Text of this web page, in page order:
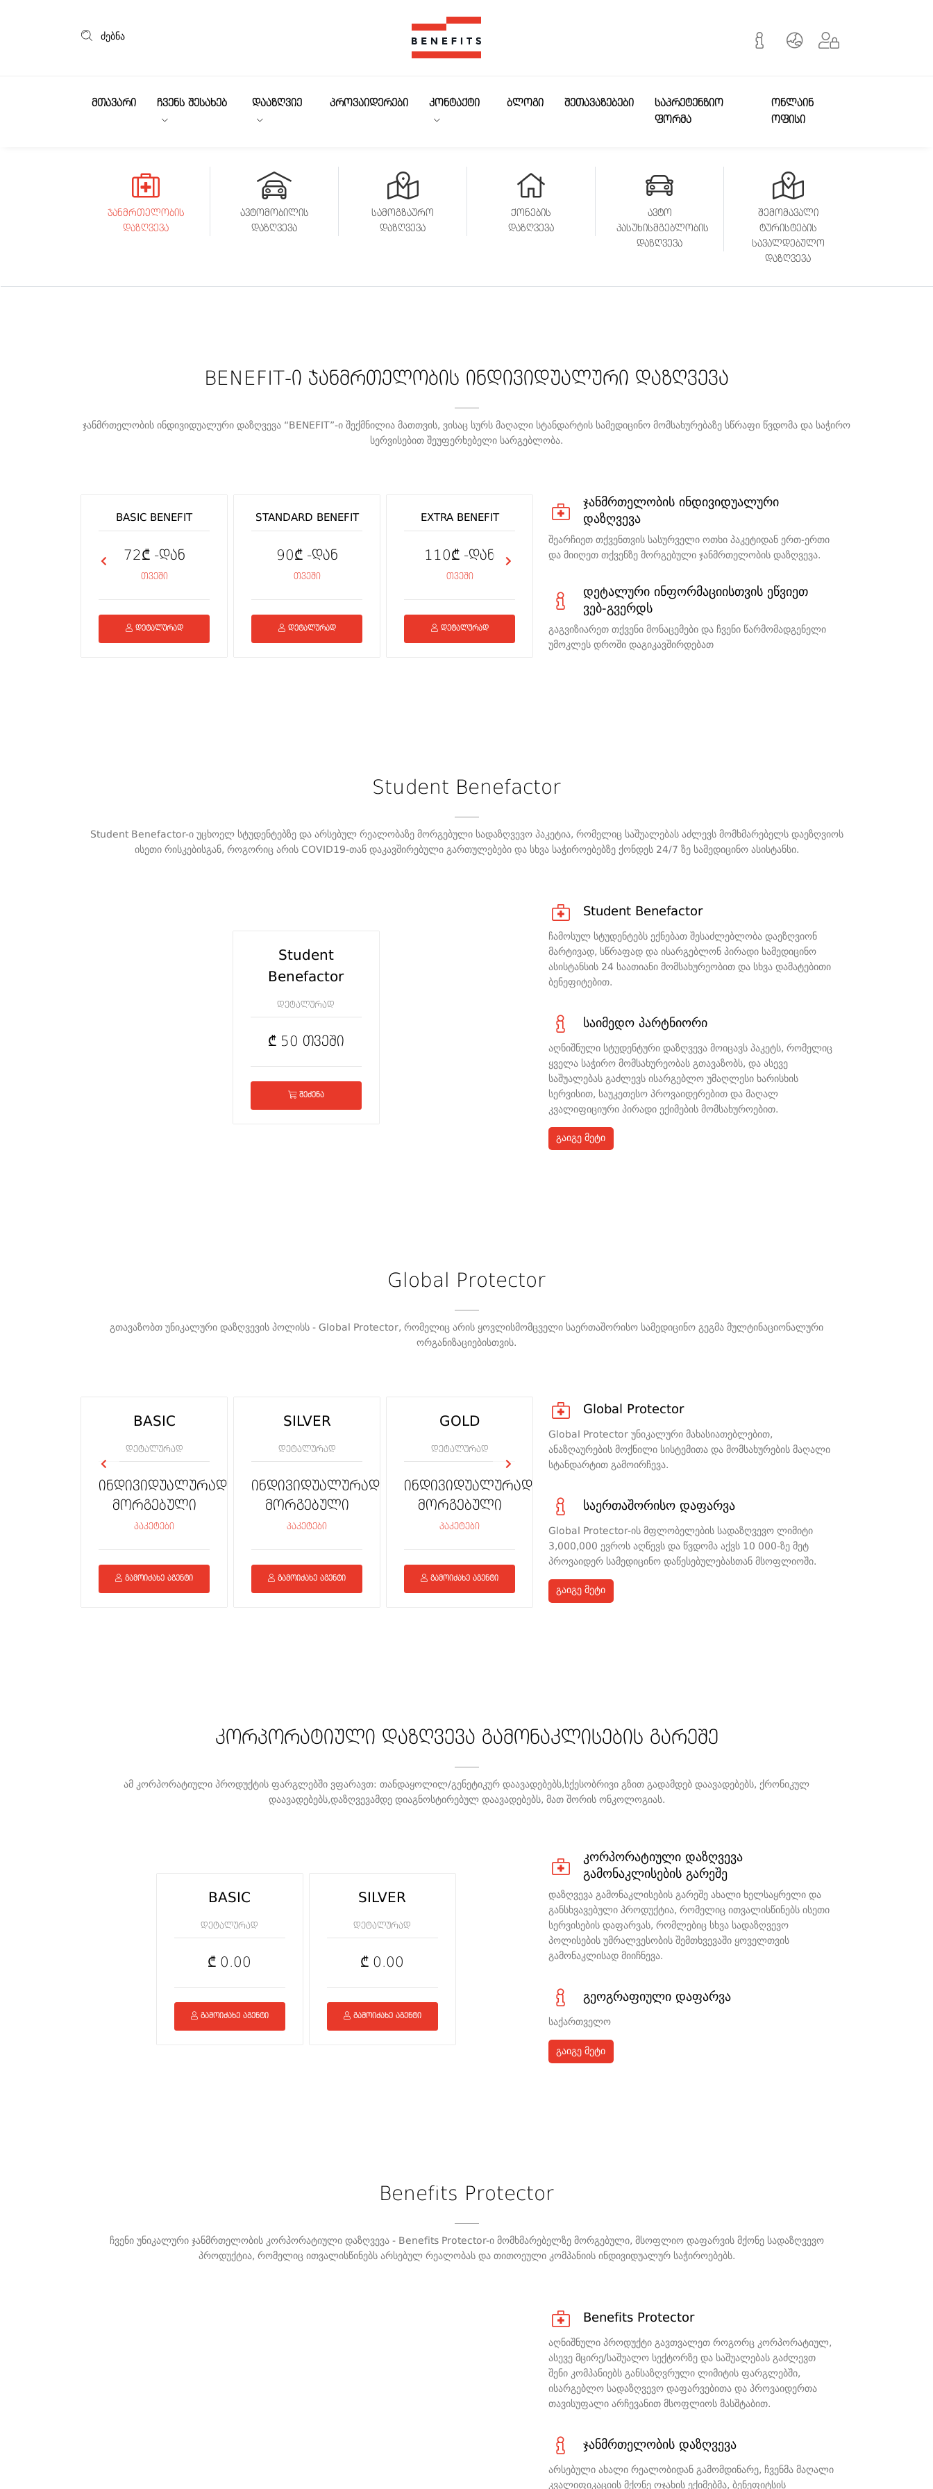
ძებნა
ᲛᲗᲐᲕᲐᲠᲘ ᲩᲕᲔᲜᲡ ᲨᲔᲡᲐᲮᲔᲑ ᲓᲐᲐᲖᲦᲕᲘᲔ ᲞᲠᲝᲕᲐᲘᲓᲔᲠᲔᲑᲘ ᲙᲝᲜᲢᲐᲥᲢᲘ ᲑᲚᲝᲒᲘ ᲨᲔᲗᲐᲕᲐᲖᲔᲑᲔᲑᲘ
ᲡᲐᲞᲠᲔᲢᲔᲜᲖᲘᲝ
ᲤᲝᲠᲛᲐ
ᲝᲜᲚᲐᲘᲜ
ᲝᲤᲘᲡᲘ
ჯანმრთელობის
დაზღვევა
ავტომობილის
დაზღვევა
სამოგზაურო
დაზღვევა
ქონების
დაზღვევა
ავტო
პასუხისმგებლობის
დაზღვევა
შემომავალი
ტურისტების
სავალდებულო
დაზღვევა
BENEFIT-ი ჯანმრთელობის ინდივიდუალური დაზღვევა
ჯანმრთელობის ინდივიდუალური დაზღვევა “BENEFIT”-ი შექმნილია მათთვის, ვისაც სურს მაღალი სტანდარტის სამედიცინო მომსახურებაზე სწრაფი წვდომა და საჭირო
სერვისებით შეუფერხებელი სარგებლობა.
BASIC BENEFIT
72₾ -დან
თვეში
დეტალურად
STANDARD BENEFIT
90₾ -დან
თვეში
დეტალურად
EXTRA BENEFIT
110₾ -დან
თვეში
დეტალურად
PREMIUM BENEFIT
145₾ -დან
დეტალურად
ჯანმრთელობის ინდივიდუალური
დაზღვევა
შეარჩიეთ თქვენთვის სასურველი ოთხი პაკეტიდან ერთ-ერთი
და მიიღეთ თქვენზე მორგებული ჯანმრთელობის დაზღვევა.
დეტალური ინფორმაციისთვის ეწვიეთ
ვებ-გვერდს
გაგვიზიარეთ თქვენი მონაცემები და ჩვენი წარმომადგენელი
უმოკლეს დროში დაგიკავშირდებათ
Student Benefactor
Student Benefactor-ი უცხოელ სტუდენტებზე და არსებულ რეალობაზე მორგებული სადაზღვევო პაკეტია, რომელიც საშუალებას აძლევს მომხმარებელს დაეზღვიოს
ისეთი რისკებისგან, როგორიც არის COVID19-თან დაკავშირებული გართულებები და სხვა საჭიროებებზე ქონდეს 24/7 ზე სამედიცინო ასისტანსი.
Student
Benefactor
დეტალურად
₾ 50 თვეში
შეძენა
Student Benefactor
ჩამოსულ სტუდენტებს ექნებათ შესაძლებლობა დაეზღვიონ
მარტივად, სწრაფად და ისარგებლონ პირადი სამედიცინო
ასისტანსის 24 საათიანი მომსახურეობით და სხვა დამატებითი
ბენეფიტებით.
საიმედო პარტნიორი
აღნიშნული სტუდენტური დაზღვევა მოიცავს პაკეტს, რომელიც
ყველა საჭირო მომსახურეობას გთავაზობს, და ასევე
საშუალებას გაძლევს ისარგებლო უმაღლესი ხარისხის
სერვისით, საუკეთესო პროვაიდერებით და მაღალ
კვალიფიციური პირადი ექიმების მომსახუროებით.
გაიგე მეტი
Global Protector
გთავაზობთ უნიკალური დაზღვევის პოლისს - Global Protector, რომელიც არის ყოვლისმომცველი საერთაშორისო სამედიცინო გეგმა მულტინაციონალური
ორგანიზაციებისთვის.
BASIC
დეტალურად
ინდივიდუალურად
მორგებული
პაკეტები
გამოიძახე აგენტი
SILVER
დეტალურად
ინდივიდუალურად
მორგებული
პაკეტები
გამოიძახე აგენტი
GOLD
დეტალურად
ინდივიდუალურად
მორგებული
პაკეტები
გამოიძახე აგენტი
დეტალურად
მორგებული
პაკეტები
გამოიძახე აგენტი
Global Protector
Global Protector უნიკალური მახასიათებლებით,
ანაზღაურების მოქნილი სისტემითა და მომსახურების მაღალი
სტანდარტით გამოირჩევა.
საერთაშორისო დაფარვა
Global Protector-ის მფლობელების სადაზღვევო ლიმიტი
3,000,000 ევროს აღწევს და წვდომა აქვს 10 000-ზე მეტ
პროვაიდერ სამედიცინო დაწესებულებასთან მსოფლიოში.
გაიგე მეტი
კორპორატიული დაზღვევა გამონაკლისების გარეშე
ამ კორპორატიული პროდუქტის ფარგლებში ვფარავთ: თანდაყოლილ/გენეტიკურ დაავადებებს,სქესობრივი გზით გადამდებ დაავადებებს, ქრონიკულ
დაავადებებს,დაზღვევამდე დიაგნოსტირებულ დაავადებებს, მათ შორის ონკოლოგიას.
BASIC
დეტალურად
₾ 0.00
გამოიძახე აგენტი
SILVER
დეტალურად
₾ 0.00
გამოიძახე აგენტი
კორპორატიული დაზღვევა
გამონაკლისების გარეშე
დაზღვევა გამონაკლისების გარეშე ახალი ხელსაყრელი და
განსხვავებული პროდუქტია, რომელიც ითვალისწინებს ისეთი
სერვისების დაფარვას, რომლებიც სხვა სადაზღვევო
პოლისების უმრალვესობის შემთხვევაში ყოველთვის
გამონაკლისად მიიჩნევა.
გეოგრაფიული დაფარვა
საქართველო
გაიგე მეტი
Benefits Protector
ჩვენი უნიკალური ჯანმრთელობის კორპორატიული დაზღვევა - Benefits Protector-ი მომხმარებელზე მორგებული, მსოფლიო დაფარვის მქონე სადაზღვევო
პროდუქტია, რომელიც ითვალისწინებს არსებულ რეალობას და თითოეული კომპანიის ინდივიდუალურ საჭიროებებს.
Benefits Protector
აღნიშნული პროდუქტი გავთვალეთ როგორც კორპორატიულ,
ასევე მცირე/საშუალო სექტორზე და საშუალებას გაძლევთ
შენი კომპანიებს განსაზღვრული ლიმიტის ფარგლებში,
ისარგებლო სადაზღვევო დაფარვებითა და პროვაიდერთა
თავისუფალი არჩევანით მსოფლიოს მასშტაბით.
ჯანმრთელობის დაზღვევა
არსებული ახალი რეალობიდან გამომდინარე, ჩვენმა მაღალი
კვალიფიკაციის მქონე ოჯახის ექიმებმა, ბენეფიტსის